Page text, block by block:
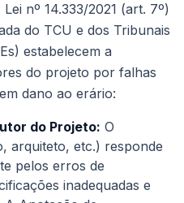
nº 14.333/2021 (art. 7º)
do TCU e dos Tribunais
estabelecem a
do projeto por falhas
dano ao erário:
do Projeto: O
arquiteto, etc.) responde
pelos erros de
inadequadas e